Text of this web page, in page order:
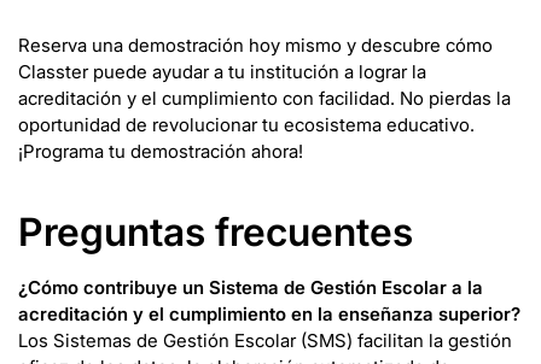
Reserva una demostración hoy mismo y descubre cómo
Classter puede ayudar a tu institución a lograr la
acreditación y el cumplimiento con facilidad. No pierdas la
oportunidad de revolucionar tu ecosistema educativo.
¡Programa tu demostración ahora!
Preguntas frecuentes
¿Cómo contribuye un Sistema de Gestión Escolar a la
acreditación y el cumplimiento en la enseñanza superior?
Los Sistemas de Gestión Escolar (SMS) facilitan la gestión